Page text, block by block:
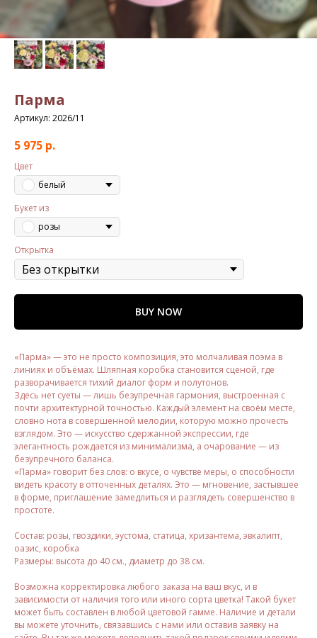
Парма
Артикул: 2026/11
5 975 р.
Цвет
белый
Букет из
розы
Открытка
BUY NOW
«Парма» — это не просто композиция, это молчаливая поэма в
линиях и объёмах. Шляпная коробка становится сценой, где
разворачивается тихий диалог форм и полутонов.
Здесь нет суеты — лишь безупречная гармония, выстроенная с
почти архитектурной точностью. Каждый элемент на своём месте,
словно нота в совершенной мелодии, которую можно прочесть
взглядом. Это — искусство сдержанной экспрессии, где
элегантность рождается из минимализма, а очарование — из
безупречного баланса.
«Парма» говорит без слов: о вкусе, о чувстве меры, о способности
видеть красоту в отточенных деталях. Это — мгновение, застывшее
в форме, приглашение замедлиться и разглядеть совершенство в
простоте.
Состав: розы, гвоздики, эустома, статица, хризантема, эвкалипт,
оазис, коробка
Размеры: высота до 40 см., диаметр до 38 см.
Возможна корректировка любого заказа на ваш вкус, и в
зависимости от наличия того или иного сорта цветка! Такой букет
может быть составлен в любой цветовой гамме. Наличие и детали
вы можете уточнить, связавшись с нами или оставив заявку на